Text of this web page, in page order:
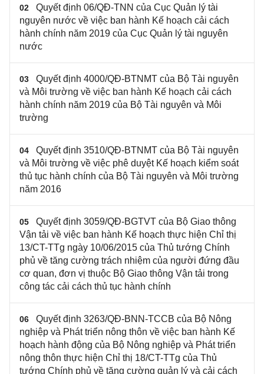
02
Quyết định 06/QĐ-TNN của Cục Quản lý tài
nguyên nước về việc ban hành Kế hoạch cải cách
hành chính năm 2019 của Cục Quản lý tài nguyên
nước
03
Quyết định 4000/QĐ-BTNMT của Bộ Tài nguyên
và Môi trường về việc ban hành Kế hoạch cải cách
hành chính năm 2019 của Bộ Tài nguyên và Môi
trường
04
Quyết định 3510/QĐ-BTNMT của Bộ Tài nguyên
và Môi trường về việc phê duyệt Kế hoạch kiểm soát
thủ tục hành chính của Bộ Tài nguyên và Môi trường
năm 2016
05
Quyết định 3059/QĐ-BGTVT của Bộ Giao thông
Vận tải về việc ban hành Kế hoạch thực hiện Chỉ thị
13/CT-TTg ngày 10/06/2015 của Thủ tướng Chính
phủ về tăng cường trách nhiệm của người đứng đầu
cơ quan, đơn vị thuộc Bộ Giao thông Vận tải trong
công tác cải cách thủ tục hành chính
06
Quyết định 3263/QĐ-BNN-TCCB của Bộ Nông
nghiệp và Phát triển nông thôn về việc ban hành Kế
hoạch hành động của Bộ Nông nghiệp và Phát triển
nông thôn thực hiện Chỉ thị 18/CT-TTg của Thủ
tướng Chính phủ về tăng cường quản lý và cải cách